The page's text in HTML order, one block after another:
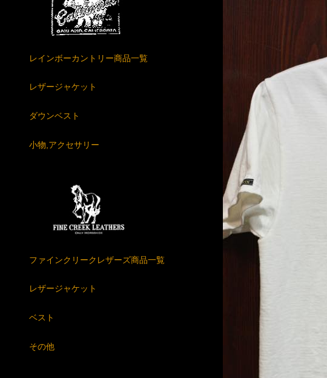
レインボーカントリー商品一覧
レザージャケット
ダウンベスト
小物,アクセサリー
ファインクリークレザーズ商品一覧
レザージャケット
ベスト
その他